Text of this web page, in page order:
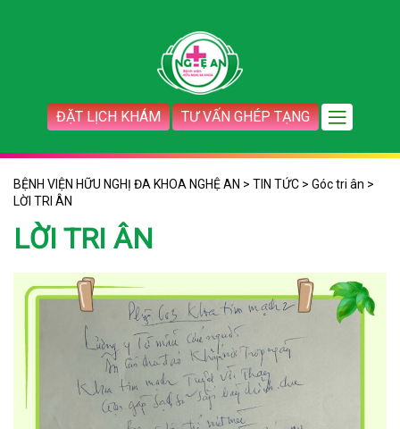
ĐẶT LỊCH KHÁM TƯ VẤN GHÉP TẠNG
BỆNH VIỆN HỮU NGHỊ ĐA KHOA NGHỆ AN > TIN TỨC > Góc tri ân >
LỜI TRI ÂN
LỜI TRI ÂN